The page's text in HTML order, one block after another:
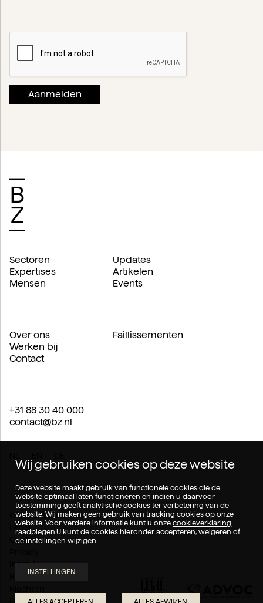
Wij gebruiken cookies op deze website
Deze website maakt gebruik van functionele cookies die de
website optimaal laten functioneren en indien u daarvoor
toestemming geeft analytische cookies ter verbetering van de
website. Wij maken geen gebruik van tracking cookies op onze
website. Voor verdere informatie kunt u onzecookieverklaring
raadplegen.U kunt de cookies hieronder accepteren, weigeren of
de instellingen wijzigen.
INSTELLINGEN
Sectoren
Expertises
Mensen
Updates
Artikelen
Events
Over ons
Werken bij
Contact
Faillissementen
+31 88 30 40 000
contact@bz.nl
© 2026 Boels Zanders.
Legal
Cookies
Inzet AI
Rechtsgebieden